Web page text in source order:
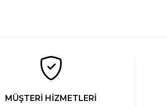
MÜŞTERİ HİZMETLERİ